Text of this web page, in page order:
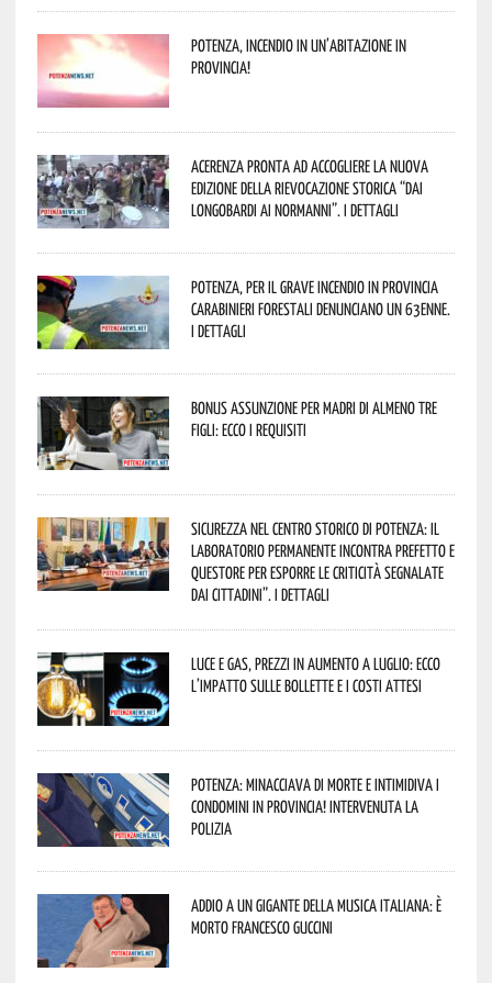
Potenza, incendio in un’abitazione in
provincia!
Acerenza pronta ad accogliere la nuova
edizione della rievocazione storica “Dai
Longobardi ai Normanni”. I dettagli
Potenza, per il grave incendio in Provincia
Carabinieri forestali denunciano un 63enne.
I dettagli
Bonus assunzione per madri di almeno tre
figli: ecco i requisiti
Sicurezza nel Centro Storico di Potenza: il
Laboratorio Permanente incontra Prefetto e
Questore per esporre le criticità segnalate
dai cittadini”. I dettagli
Luce e gas, prezzi in aumento a luglio: ecco
l’impatto sulle bollette e i costi attesi
Potenza: minacciava di morte e intimidiva i
condomini in provincia! Intervenuta la
Polizia
Addio a un gigante della musica italiana: è
morto Francesco Guccini